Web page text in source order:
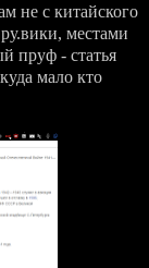
не с китайского
местами
пруф - статья
мало кто